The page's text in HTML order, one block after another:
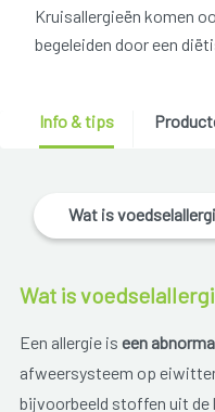
Kruisallergieën komen
begeleiden door een
Info & tips
Wat is
Wat is
Een allergie is een
afweersysteem op
bijvoorbeeld stoffen uit de